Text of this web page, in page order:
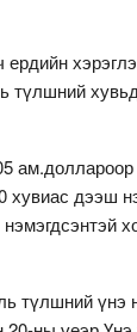
түлшний
ам.доллароор
хувиас дээш
түлшний үнэ